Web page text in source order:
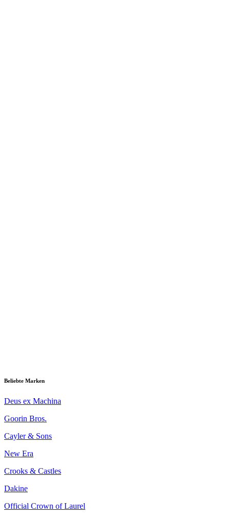
Beliebte Marken
Deus ex Machina
Goorin Bros.
Cayler & Sons
New Era
Crooks & Castles
Dakine
Official Crown of Laurel